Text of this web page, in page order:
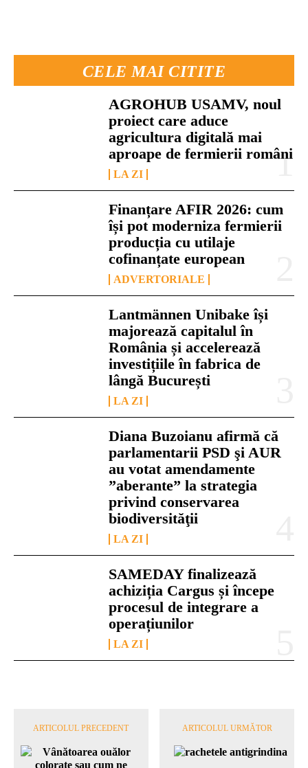
CELE MAI CITITE
AGROHUB USAMV, noul
proiect care aduce
agricultura digitală mai
aproape de fermierii români
LA ZI
Finanțare AFIR 2026: cum
își pot moderniza fermierii
producția cu utilaje
cofinanțate european
ADVERTORIALE
Lantmännen Unibake își
majorează capitalul în
România și accelerează
investițiile în fabrica de
lângă București
LA ZI
Diana Buzoianu afirmă că
parlamentarii PSD şi AUR
au votat amendamente
”aberante” la strategia
privind conservarea
biodiversităţii
LA ZI
SAMEDAY finalizează
achiziția Cargus și începe
procesul de integrare a
operațiunilor
LA ZI
ARTICOLUL PRECEDENT ARTICOLUL URMĂTOR